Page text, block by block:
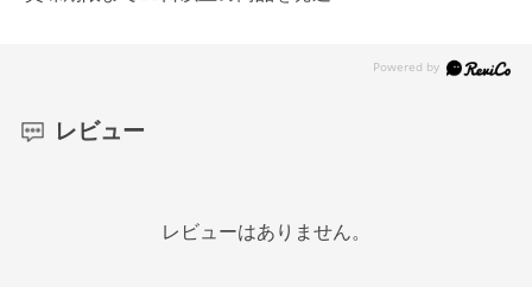
レビュー
レビューはありません。